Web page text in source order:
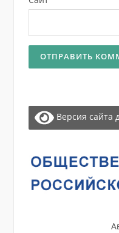
Версия сайта